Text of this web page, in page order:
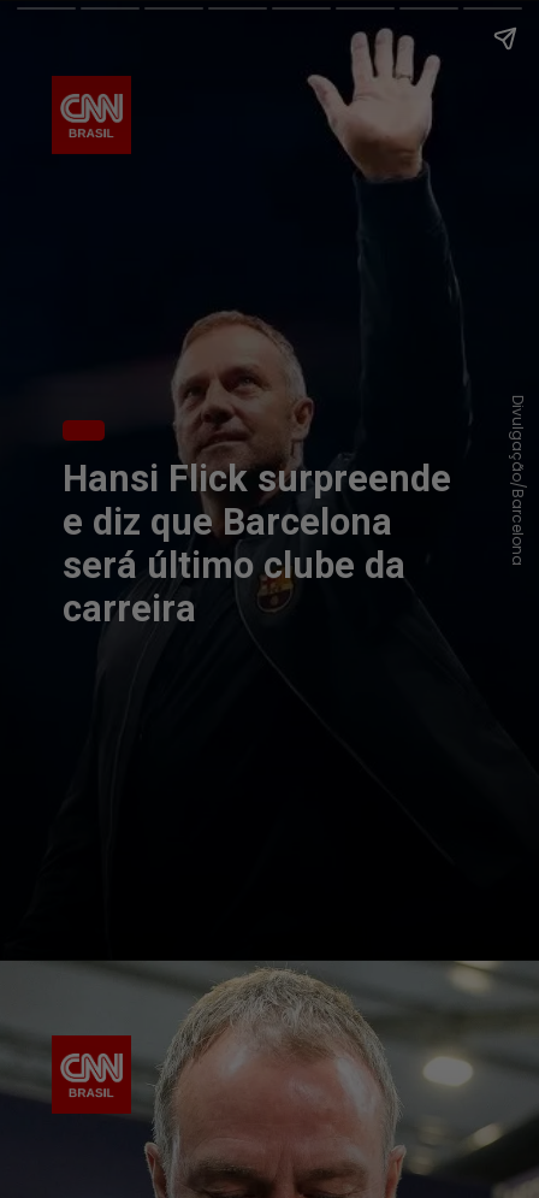
Hansi Flick surpreende
e diz que Barcelona
será último clube da
carreira
Divulgação/Barcelona